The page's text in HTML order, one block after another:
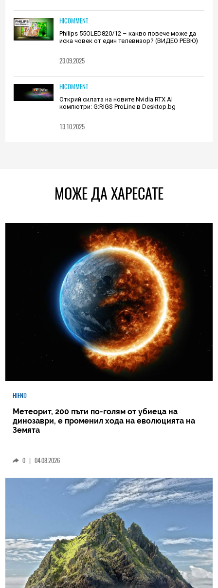
HICOMMENT
Philips 55OLED820/12 – какво повече може да
иска човек от един телевизор? (ВИДЕО РЕВЮ)
23.09.2025
HICOMMENT
Открий силата на новите Nvidia RTX AI
компютри: G:RIGS ProLine в Desktop.bg
13.10.2025
МОЖЕ ДА ХАРЕСАТЕ
HIEND
Метеорит, 200 пъти по-голям от убиеца на
динозаври, е променил хода на еволюцията на
Земята
0 | 04.08.2026